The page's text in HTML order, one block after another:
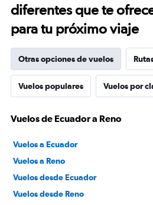
diferentes que te
para tu próximo viaje
Otras opciones de vuelos
Vuelos populares Vuelos por
Vuelos de Ecuador a Reno
Vuelos a Ecuador
Vuelos a Reno
Vuelos desde Ecuador
Vuelos desde Reno